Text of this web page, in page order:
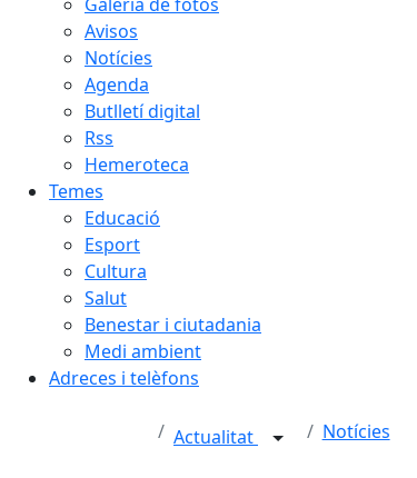
Avisos
Notícies
Agenda
Butlletí digital
Rss
Hemeroteca
Temes
Educació
Esport
Cultura
Salut
Benestar i ciutadania
Medi ambient
Adreces i telèfons
Actualitat Notícies